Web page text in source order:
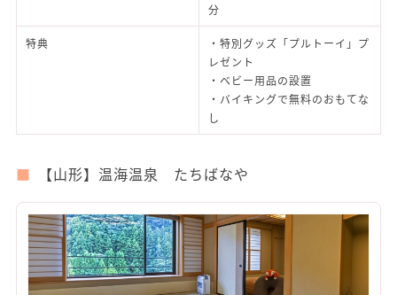
分
特典
・特別グッズ「プルトーイ」プ
レゼント
・ベビー用品の設置
・バイキングで無料のおもてな
し
【山形】温海温泉 たちばなや